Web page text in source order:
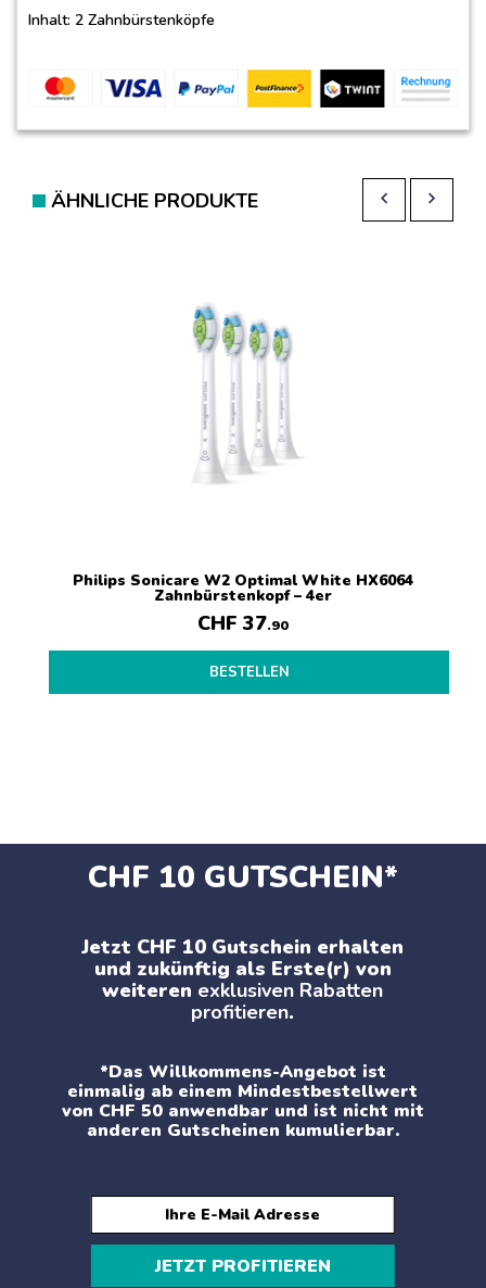
Inhalt: 2 Zahnbürstenköpfe
ÄHNLICHE PRODUKTE
Philips Sonicare W2 Optimal White HX6064
Zahnbürstenkopf – 4er
CHF 37.90
BESTELLEN
CHF 10 GUTSCHEIN*
Jetzt CHF 10 Gutschein erhalten
und zukünftig als Erste(r) von
weiteren exklusiven Rabatten
profitieren.
*Das Willkommens-Angebot ist
einmalig ab einem Mindestbestellwert
von CHF 50 anwendbar und ist nicht mit
anderen Gutscheinen kumulierbar.
JETZT PROFITIEREN